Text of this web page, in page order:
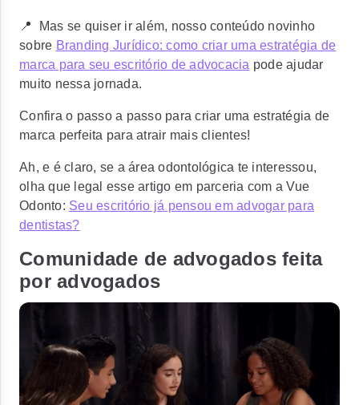
📍 Mas se quiser ir além, nosso conteúdo novinho
sobre Branding Jurídico: como criar uma estratégia de
marca para seu escritório de advocacia pode ajudar
muito nessa jornada.
Confira o passo a passo para criar uma estratégia de
marca perfeita para atrair mais clientes!
Ah, e é claro, se a área odontológica te interessou,
olha que legal esse artigo em parceria com a Vue
Odonto: Seu escritório já pensou em advogar para
dentistas?
Comunidade de advogados feita
por advogados